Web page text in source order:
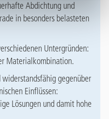
Abdichtung und
in besonders belasteten
Untergründen:
Materialkombination.
gegenüber
Einflüssen:
Lösungen und damit hohe